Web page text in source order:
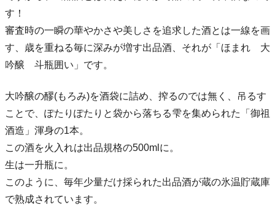
す！
審査時の一瞬の華やかさや美しさを追求した酒とは一線を画
す、歳を重ねる毎に深みが増す出品酒、それが「ほまれ 大
吟醸 斗瓶囲い」です。
大吟醸の醪(もろみ)を酒袋に詰め、搾るのでは無く、吊るす
ことで、ぽたりぽたりと袋から落ちる雫を集められた「御祖
酒造」渾身の1本。
この酒を火入れは出品規格の500mlに。
生は一升瓶に。
このように、毎年少量だけ採られた出品酒が蔵の氷温貯蔵庫
で熟成されています。